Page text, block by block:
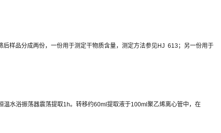
样品分成两份，一份用于测定干物质含量，测定方法参见HJ 613；另一份用于
水浴振荡器震荡提取1h。转移约60ml提取液于100ml聚乙烯离心管中，在